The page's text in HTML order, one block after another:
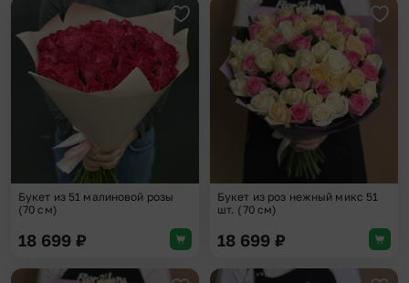
Добавить в избранное
Букет из 51 малиновой розы
(70 см)
18 699 ₽
Букет из роз нежный микс 51
шт. (70 см)
18 699 ₽